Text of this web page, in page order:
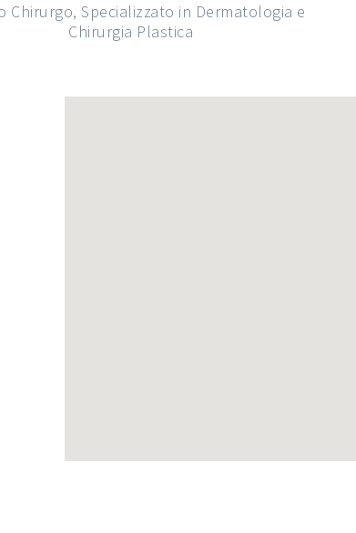
Chirurgo, Specializzato in Dermatologia e
Chirurgia Plastica